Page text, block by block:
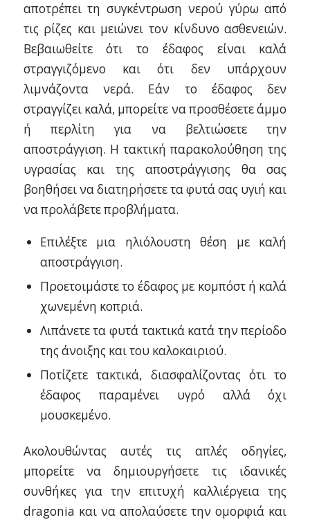
αποτρέπει τη συγκέντρωση νερού γύρω από
τις ρίζες και μειώνει τον κίνδυνο ασθενειών.
Βεβαιωθείτε ότι το έδαφος είναι καλά
στραγγιζόμενο και ότι δεν υπάρχουν
λιμνάζοντα νερά. Εάν το έδαφος δεν
στραγγίζει καλά, μπορείτε να προσθέσετε άμμο
ή περλίτη για να βελτιώσετε την
αποστράγγιση. Η τακτική παρακολούθηση της
υγρασίας και της αποστράγγισης θα σας
βοηθήσει να διατηρήσετε τα φυτά σας υγιή και
να προλάβετε προβλήματα.
Επιλέξτε μια ηλιόλουστη θέση με καλή
αποστράγγιση.
Προετοιμάστε το έδαφος με κομπόστ ή καλά
χωνεμένη κοπριά.
Λιπάνετε τα φυτά τακτικά κατά την περίοδο
της άνοιξης και του καλοκαιριού.
Ποτίζετε τακτικά, διασφαλίζοντας ότι το
έδαφος παραμένει υγρό αλλά όχι
μουσκεμένο.
Ακολουθώντας αυτές τις απλές οδηγίες,
μπορείτε να δημιουργήσετε τις ιδανικές
συνθήκες για την επιτυχή καλλιέργεια της
dragonia και να απολαύσετε την ομορφιά και